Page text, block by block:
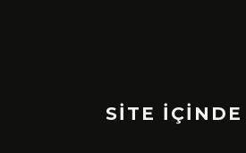
SİTE İÇİNDE